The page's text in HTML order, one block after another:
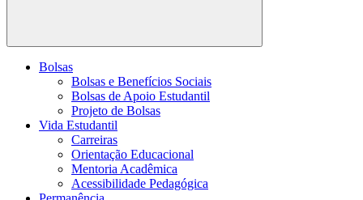
Buscar
Bolsas
Bolsas e Benefícios Sociais
Bolsas de Apoio Estudantil
Projeto de Bolsas
Vida Estudantil
Carreiras
Orientação Educacional
Mentoria Acadêmica
Acessibilidade Pedagógica